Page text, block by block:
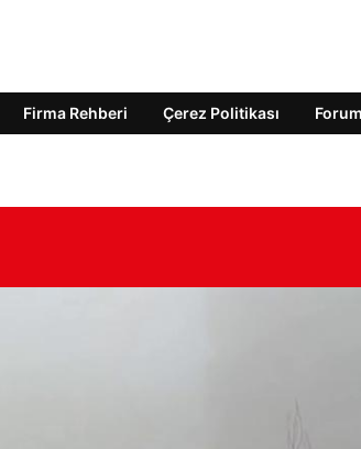
Firma Rehberi Çerez Politikası Forum